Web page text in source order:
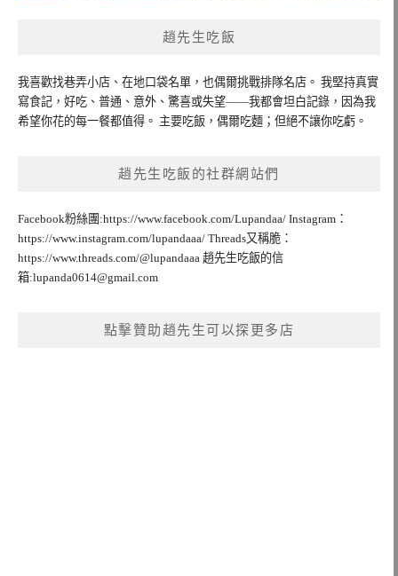
趙先生吃飯
我喜歡找巷弄小店、在地口袋名單，也偶爾挑戰排隊名店。 我堅持真實
寫食記，好吃、普通、意外、驚喜或失望——我都會坦白記錄，因為我
希望你花的每一餐都值得。 主要吃飯，偶爾吃麵；但絕不讓你吃虧。
趙先生吃飯的社群網站們
Facebook粉絲團:https://www.facebook.com/Lupandaa/ Instagram：
https://www.instagram.com/lupandaaa/ Threads又稱脆：
https://www.threads.com/@lupandaaa 趙先生吃飯的信
箱:lupanda0614@gmail.com
點擊贊助趙先生可以探更多店